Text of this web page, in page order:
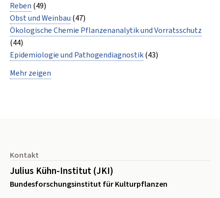
Reben (49)
Obst und Weinbau (47)
Ökologische Chemie Pflanzenanalytik und Vorratsschutz
(44)
Epidemiologie und Pathogendiagnostik(43)
Mehr zeigen
Kontakt
Julius Kühn-Institut (JKI)
Bundesforschungsinstitut für Kulturpflanzen